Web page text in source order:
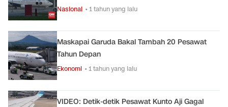
Nasional • 1 tahun yang lalu
Maskapai Garuda Bakal Tambah 20 Pesawat
Tahun Depan
Ekonomi • 1 tahun yang lalu
VIDEO: Detik-detik Pesawat Kunto Aji Gagal